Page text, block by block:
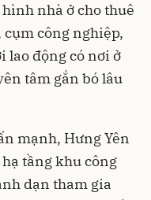
nhà ở cho thuê
công nghiệp,
lao động có nơi ở
tâm gắn bó lâu
mạnh, Hưng Yên
tầng khu công
dạn tham gia